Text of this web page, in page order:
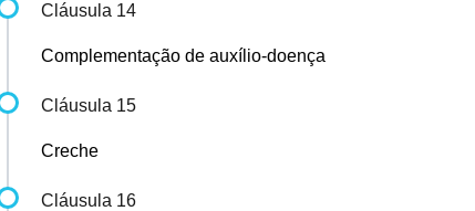
Cláusula 14
Complementação de auxílio-doença
Cláusula 15
Creche
Cláusula 16